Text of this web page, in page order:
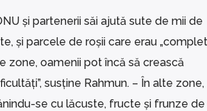
și partenerii săi ajută sute de mii de
și parcele de roșii care erau „complet
zone, oamenii pot încă să crească
susține Rahmun. – În alte zone,
se cu lăcuste, fructe și frunze de